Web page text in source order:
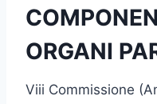
ORGANI
Viii Commissione